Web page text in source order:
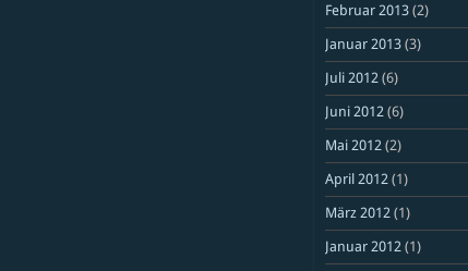
Februar 2013(2)
Januar 2013(3)
Juli 2012(6)
Juni 2012(6)
Mai 2012(2)
April 2012(1)
März 2012(1)
Januar 2012(1)